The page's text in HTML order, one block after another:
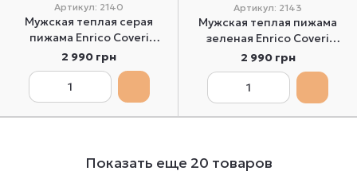
Артикул: 2140
Мужская теплая серая
пижама Enrico Coveri
EP2140 M
2 990 грн
Артикул: 2143
Мужская теплая пижама
зеленая Enrico Coveri
EP2143 M
2 990 грн
Показать еще 20 товаров